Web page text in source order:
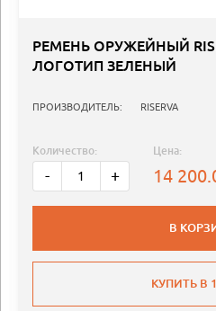
РЕМЕНЬ ОРУЖЕЙНЫЙ
ЛОГОТИП ЗЕЛЕНЫЙ
ПРОИЗВОДИТЕЛЬ: RISERVA
Количество:
- +
Цена:
14
В
КУПИТЬ В